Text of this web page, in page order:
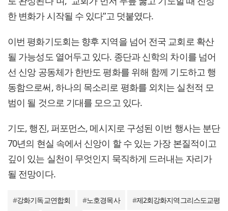
한 변화가 시작될 수 있다”고 덧붙였다.
이번 평화기도회는 향후 지역을 넘어 전국 교회로 확산
될 가능성도 열어두고 있다. 종단과 신학의 차이를 넘어
선 신앙 공동체가 한반도 평화를 위해 함께 기도하고 행
동함으로써, 하나의 목소리로 평화를 외치는 실천적 모
범이 될 것으로 기대를 모으고 있다.
기도, 행진, 퍼포먼스, 메시지로 구성된 이번 행사는 분단
70년의 현실 속에서 신앙이 할 수 있는 가장 본질적이고
깊이 있는 실천이 무엇인지 묵직하게 드러내는 자리가
될 전망이다.
#강화기독교연합회 #노호경목사 #제2회강화지역그리스도교평